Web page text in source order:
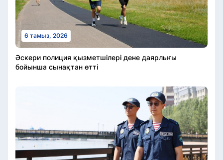
6 тамыз, 2026
Әскери полиция қызметшілері дене даярлығы
бойынша сынақтан өтті